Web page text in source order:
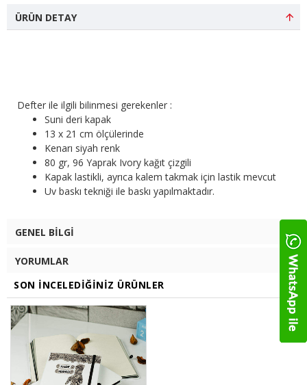
ÜRÜN DETAY
Defter ile ilgili bilinmesi gerekenler :
Suni deri kapak
13 x 21 cm ölçülerinde
Kenarı siyah renk
80 gr, 96 Yaprak Ivory kağıt çizgili
Kapak lastikli, ayrıca kalem takmak için lastik mevcut
Uv baskı tekniği ile baskı yapılmaktadır.
GENEL BILGI
YORUMLAR
SON İNCELEDIĞINIZ ÜRÜNLER